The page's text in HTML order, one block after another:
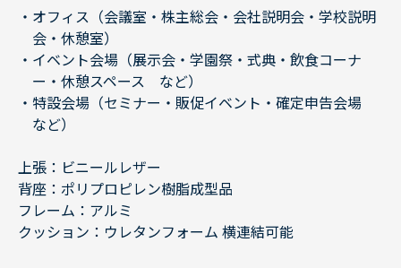
オフィス（会議室・株主総会・会社説明会・学校説明
会・休憩室）
イベント会場（展示会・学園祭・式典・飲食コーナ
ー・休憩スペース など）
特設会場（セミナー・販促イベント・確定申告会場
など）
上張：ビニールレザー
背座：ポリプロピレン樹脂成型品
フレーム：アルミ
クッション：ウレタンフォーム 横連結可能